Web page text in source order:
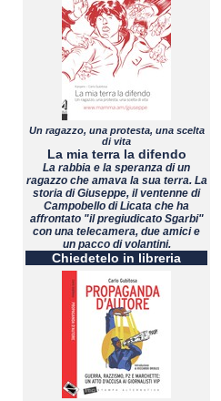
Un ragazzo, una protesta, una scelta
di vita
La mia terra la difendo
La rabbia e la speranza di un
ragazzo che amava la sua terra. La
storia di Giuseppe, il ventenne di
Campobello di Licata che ha
affrontato "il pregiudicato Sgarbi"
con una telecamera, due amici e
un pacco di volantini.
Chiedetelo in libreria